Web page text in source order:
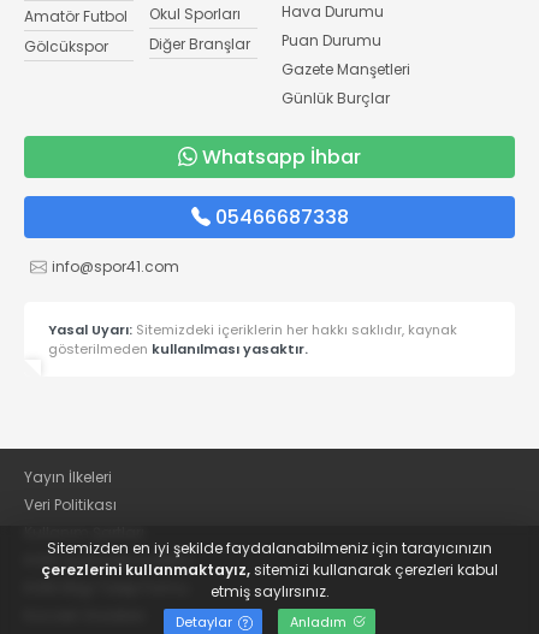
Amatör Futbol
Gölcükspor
Okul Sporları
Diğer Branşlar
Hava Durumu
Puan Durumu
Gazete Manşetleri
Günlük Burçlar
Whatsapp İhbar
05466687338
info@spor41.com
Yasal Uyarı: Sitemizdeki içeriklerin her hakkı saklıdır, kaynak
gösterilmeden kullanılması yasaktır.
Yayın İlkeleri
Veri Politikası
KVKK Aydınlatma Metni
Sitemizden en iyi şekilde faydalanabilmeniz için tarayıcınızın
çerezlerini kullanmaktayız,sitemizi kullanarak çerezleri kabul
etmiş saylırsınız.
Detaylar Anladım